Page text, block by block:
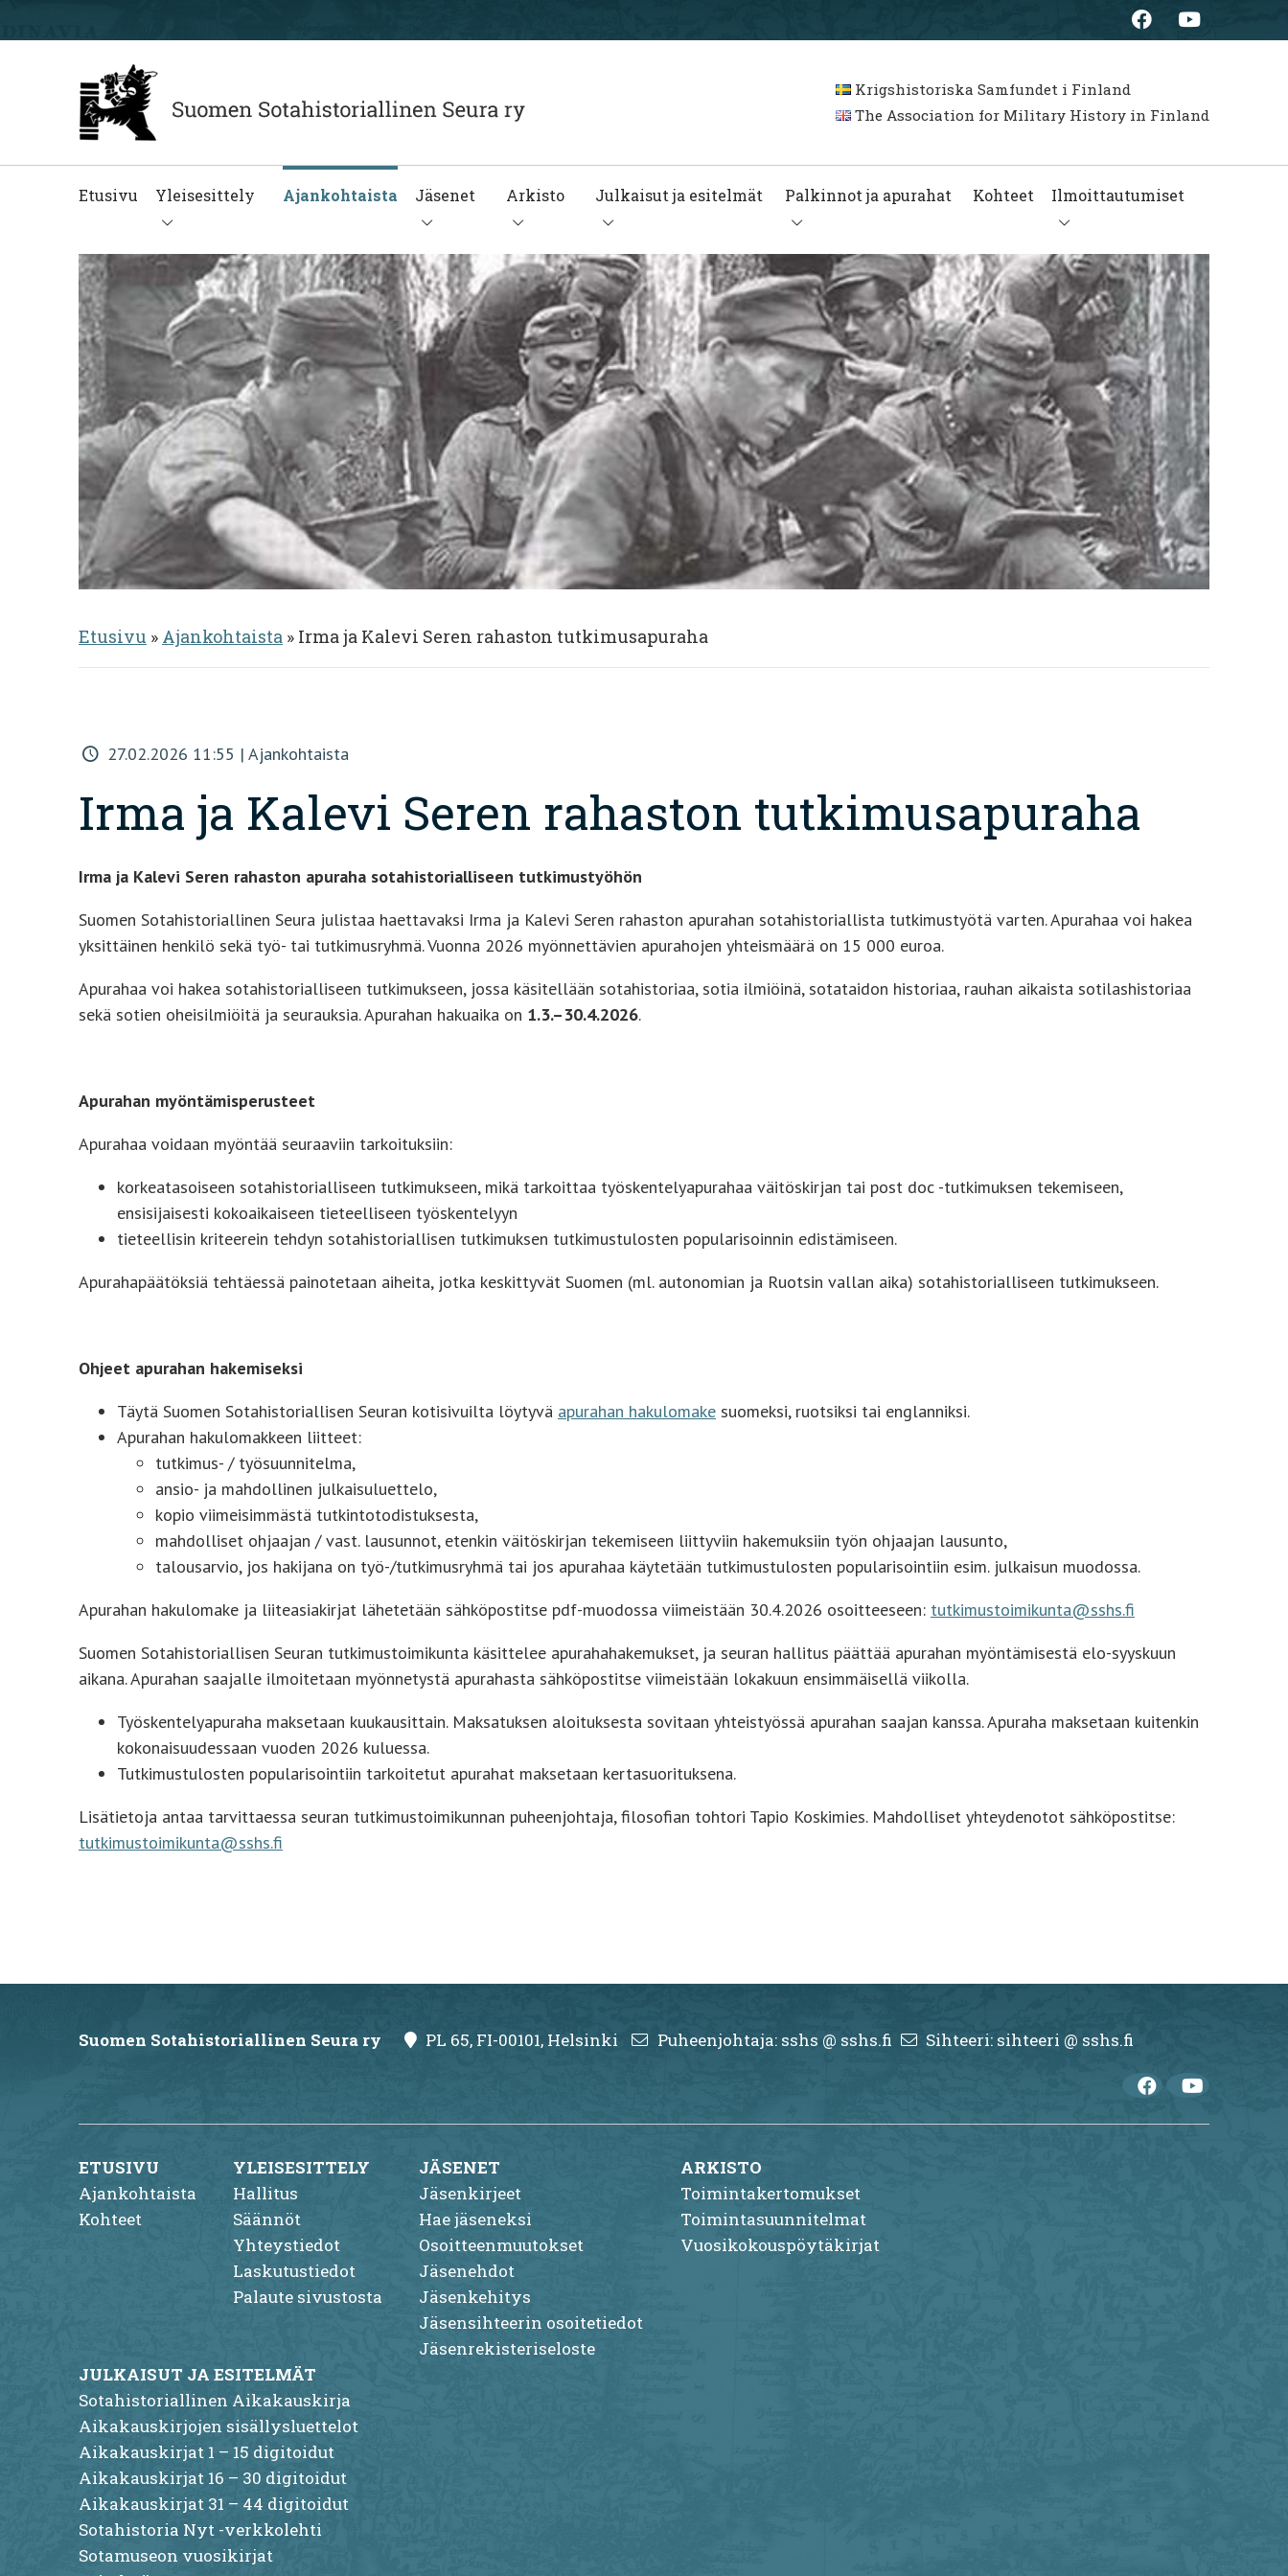
Krigshistoriska Samfundet i Finland
The Association for Military History in Finland
Etusivu Yleisesittely Ajankohtaista Jäsenet Arkisto Julkaisut ja esitelmät Palkinnot ja apurahat Kohteet Ilmoittautumiset
Etusivu » Ajankohtaista » Irma ja Kalevi Seren rahaston tutkimusapuraha
27.02.2026 11:55 | Ajankohtaista
Irma ja Kalevi Seren rahaston tutkimusapuraha
Irma ja Kalevi Seren rahaston apuraha sotahistorialliseen tutkimustyöhön
Suomen Sotahistoriallinen Seura julistaa haettavaksi Irma ja Kalevi Seren rahaston apurahan sotahistoriallista tutkimustyötä varten. Apurahaa voi hakea
yksittäinen henkilö sekä työ- tai tutkimusryhmä. Vuonna 2026 myönnettävien apurahojen yhteismäärä on 15 000 euroa.
Apurahaa voi hakea sotahistorialliseen tutkimukseen, jossa käsitellään sotahistoriaa, sotia ilmiöinä, sotataidon historiaa, rauhan aikaista sotilashistoriaa
sekä sotien oheisilmiöitä ja seurauksia. Apurahan hakuaika on 1.3.–30.4.2026.
Apurahan myöntämisperusteet
Apurahaa voidaan myöntää seuraaviin tarkoituksiin:
korkeatasoiseen sotahistorialliseen tutkimukseen, mikä tarkoittaa työskentelyapurahaa väitöskirjan tai post doc -tutkimuksen tekemiseen,
ensisijaisesti kokoaikaiseen tieteelliseen työskentelyyn
tieteellisin kriteerein tehdyn sotahistoriallisen tutkimuksen tutkimustulosten popularisoinnin edistämiseen.
Apurahapäätöksiä tehtäessä painotetaan aiheita, jotka keskittyvät Suomen (ml. autonomian ja Ruotsin vallan aika) sotahistorialliseen tutkimukseen.
Ohjeet apurahan hakemiseksi
Täytä Suomen Sotahistoriallisen Seuran kotisivuilta löytyvä apurahan hakulomake suomeksi, ruotsiksi tai englanniksi.
Apurahan hakulomakkeen liitteet:
tutkimus- / työsuunnitelma,
ansio- ja mahdollinen julkaisuluettelo,
kopio viimeisimmästä tutkintotodistuksesta,
mahdolliset ohjaajan / vast. lausunnot, etenkin väitöskirjan tekemiseen liittyviin hakemuksiin työn ohjaajan lausunto,
talousarvio, jos hakijana on työ-/tutkimusryhmä tai jos apurahaa käytetään tutkimustulosten popularisointiin esim. julkaisun muodossa.
Apurahan hakulomake ja liiteasiakirjat lähetetään sähköpostitse pdf-muodossa viimeistään 30.4.2026 osoitteeseen: tutkimustoimikunta@sshs.fi
Suomen Sotahistoriallisen Seuran tutkimustoimikunta käsittelee apurahahakemukset, ja seuran hallitus päättää apurahan myöntämisestä elo-syyskuun
aikana. Apurahan saajalle ilmoitetaan myönnetystä apurahasta sähköpostitse viimeistään lokakuun ensimmäisellä viikolla.
Työskentelyapuraha maksetaan kuukausittain. Maksatuksen aloituksesta sovitaan yhteistyössä apurahan saajan kanssa. Apuraha maksetaan kuitenkin
kokonaisuudessaan vuoden 2026 kuluessa.
Tutkimustulosten popularisointiin tarkoitetut apurahat maksetaan kertasuorituksena.
Lisätietoja antaa tarvittaessa seuran tutkimustoimikunnan puheenjohtaja, filosofian tohtori Tapio Koskimies. Mahdolliset yhteydenotot sähköpostitse:
tutkimustoimikunta@sshs.fi
Suomen Sotahistoriallinen Seura ry PL 65, FI-00101, Helsinki Puheenjohtaja: sshs @ sshs.fi Sihteeri: sihteeri @ sshs.fi
ETUSIVU
Ajankohtaista
Kohteet
YLEISESITTELY
Hallitus
Säännöt
Yhteystiedot
Laskutustiedot
Palaute sivustosta
JÄSENET
Jäsenkirjeet
Hae jäseneksi
Osoitteenmuutokset
Jäsenehdot
Jäsenkehitys
Jäsensihteerin osoitetiedot
Jäsenrekisteriseloste
ARKISTO
Toimintakertomukset
Toimintasuunnitelmat
Vuosikokouspöytäkirjat
JULKAISUT JA ESITELMÄT
Sotahistoriallinen Aikakauskirja
Aikakauskirjojen sisällysluettelot
Aikakauskirjat 1 – 15 digitoidut
Aikakauskirjat 16 – 30 digitoidut
Aikakauskirjat 31 – 44 digitoidut
Sotahistoria Nyt -verkkolehti
Sotamuseon vuosikirjat